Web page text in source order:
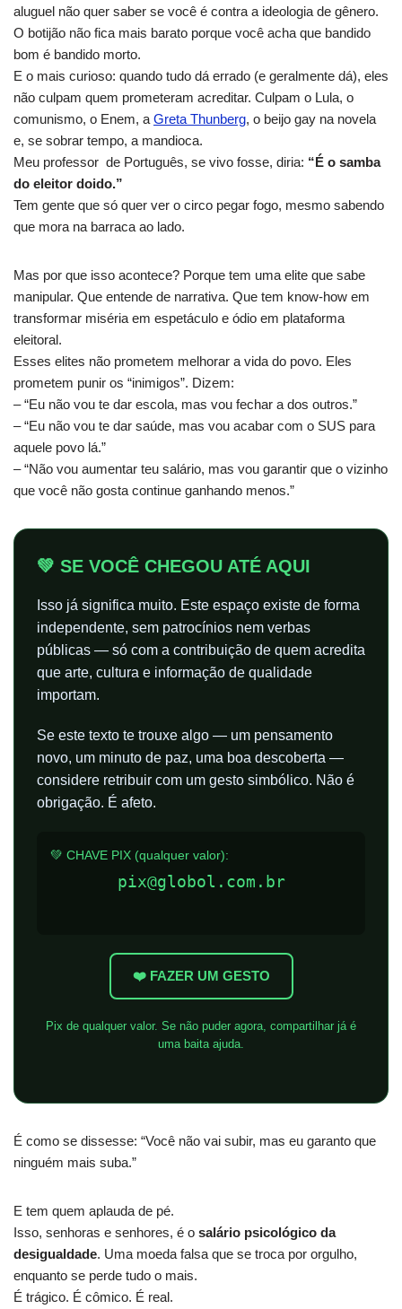
aluguel não quer saber se você é contra a ideologia de gênero.
O botijão não fica mais barato porque você acha que bandido
bom é bandido morto.
E o mais curioso: quando tudo dá errado (e geralmente dá), eles
não culpam quem prometeram acreditar. Culpam o Lula, o
comunismo, o Enem, a Greta Thunberg, o beijo gay na novela
e, se sobrar tempo, a mandioca.
Meu professor de Português, se vivo fosse, diria: “É o samba
do eleitor doido.”
Tem gente que só quer ver o circo pegar fogo, mesmo sabendo
que mora na barraca ao lado.
Mas por que isso acontece? Porque tem uma elite que sabe
manipular. Que entende de narrativa. Que tem know-how em
transformar miséria em espetáculo e ódio em plataforma
eleitoral.
Esses elites não prometem melhorar a vida do povo. Eles
prometem punir os “inimigos”. Dizem:
– “Eu não vou te dar escola, mas vou fechar a dos outros.”
– “Eu não vou te dar saúde, mas vou acabar com o SUS para
aquele povo lá.”
– “Não vou aumentar teu salário, mas vou garantir que o vizinho
que você não gosta continue ganhando menos.”
💚 SE VOCÊ CHEGOU ATÉ AQUI
Isso já significa muito. Este espaço existe de forma
independente, sem patrocínios nem verbas
públicas — só com a contribuição de quem acredita
que arte, cultura e informação de qualidade
importam.
Se este texto te trouxe algo — um pensamento
novo, um minuto de paz, uma boa descoberta —
considere retribuir com um gesto simbólico. Não é
obrigação. É afeto.
💚 CHAVE PIX (qualquer valor):
pix@globol.com.br
❤️ FAZER UM GESTO
Pix de qualquer valor. Se não puder agora, compartilhar já é
uma baita ajuda.
É como se dissesse: “Você não vai subir, mas eu garanto que
ninguém mais suba.”
E tem quem aplauda de pé.
Isso, senhoras e senhores, é o salário psicológico da
desigualdade. Uma moeda falsa que se troca por orgulho,
enquanto se perde tudo o mais.
É trágico. É cômico. É real.